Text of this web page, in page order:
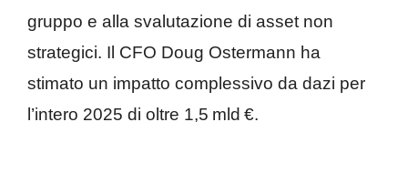
gruppo e alla svalutazione di asset non
strategici. Il CFO Doug Ostermann ha
stimato un impatto complessivo da dazi per
l’intero 2025 di oltre 1,5 mld €.